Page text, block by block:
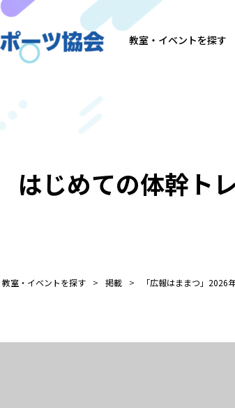
教室・イベントを探す
はじめての体幹ト
教室・イベントを探す 掲載 「広報はままつ」2026